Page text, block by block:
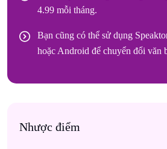
4.99 mỗi tháng.
Bạn cũng có thể sử dụng
hoặc Android để chuyển đổi văn
Nhược điểm